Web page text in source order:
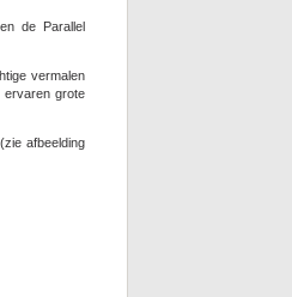
de Parallel
vermalen
ervaren grote
afbeelding